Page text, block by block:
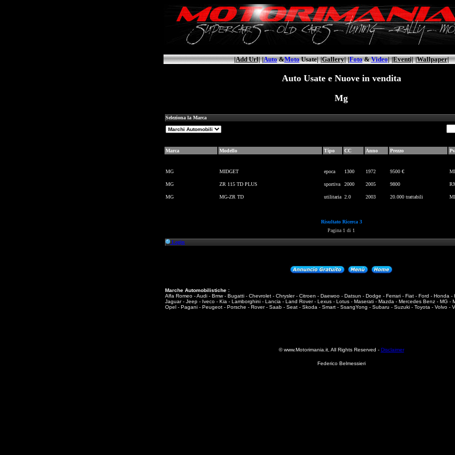
|Add Url| |Auto&MotoUsate| |Gallery| |Foto&Video| |Eventi| |Wallpaper|
Auto Usate e Nuove in vendita
Mg
Seleziona la Marca
Marca Modello Tipo CC Anno Prezzo Pv.
MG MIDGET epoca 1300 1972 9500 € MI
MG ZR 115 TD PLUS sportiva 2000 2005 9800
MG MG-ZR TD utilitaria 2.0 2003 20.000 trattabili MI
Risultato Ricerca 3
Pagina 1 di 1
Login
Marche Automobilistiche :
Alfa Romeo - Audi - Bmw - Bugatti - Chevrolet - Chrysler - Citroen - Daewoo - Datsun - Dodge - Ferrari - Fiat - Ford - Honda -
Jaguar - Jeep - Iveco - Kia - Lamborghini - Lancia - Land Rover - Lexus - Lotus - Maserati - Mazda - Mercedes Benz - MG -
Opel - Pagani - Peugeot - Porsche - Rover - Saab - Seat - Skoda - Smart - SsangYong - Subaru - Suzuki - Toyota - Volvo -
© www.Motorimania.it, All Rights Reserved - Disclaimer
Federico Belmessieri